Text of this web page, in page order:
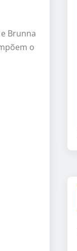
Brunna
o